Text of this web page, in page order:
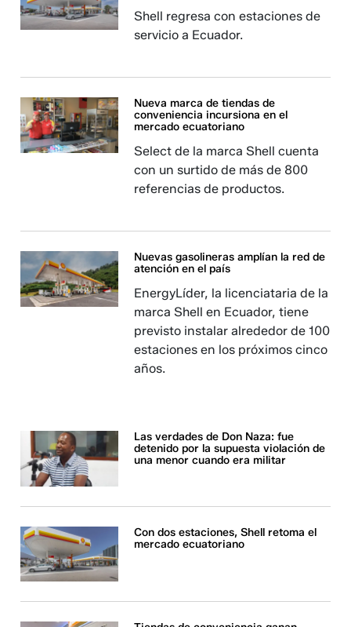
Shell regresa con estaciones de
servicio a Ecuador.
Nueva marca de tiendas de
conveniencia incursiona en el
mercado ecuatoriano
Select de la marca Shell cuenta
con un surtido de más de 800
referencias de productos.
Nuevas gasolineras amplían la red de
atención en el país
EnergyLíder, la licenciataria de la
marca Shell en Ecuador, tiene
previsto instalar alrededor de 100
estaciones en los próximos cinco
años.
Las verdades de Don Naza: fue
detenido por la supuesta violación de
una menor cuando era militar
Con dos estaciones, Shell retoma el
mercado ecuatoriano